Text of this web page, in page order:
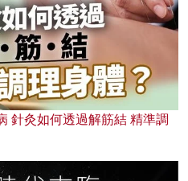
針灸如何透過解筋結 精準調